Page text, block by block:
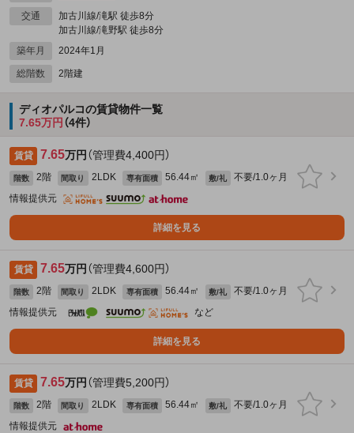
交通
加古川線/滝駅 徒歩8分
加古川線/滝野駅 徒歩8分
築年月
2024年1月
総階数 2階建
ディオパルコの賃貸物件一覧
7.65万円 （4件）
賃貸 7.65万円 （管理費4,400円）
階数 2階 間取り 2LDK 専有面積 56.44㎡ 敷/礼
不要/1.0ヶ月
情報提供元
詳細を見る
賃貸 7.65万円 （管理費4,600円）
階数 2階 間取り 2LDK 専有面積 56.44㎡ 敷/礼
不要/1.0ヶ月
情報提供元
など
詳細を見る
賃貸 7.65万円 （管理費5,200円）
階数 2階 間取り 2LDK 専有面積 56.44㎡ 敷/礼
不要/1.0ヶ月
情報提供元